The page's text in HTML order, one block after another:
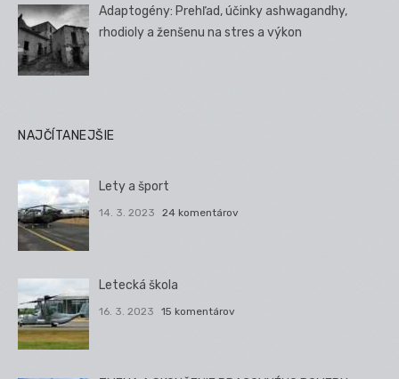
Adaptogény: Prehľad, účinky ashwagandhy,
rhodioly a ženšenu na stres a výkon
NAJČÍTANEJŠIE
Lety a šport
14. 3. 2023 24 komentárov
Letecká škola
16. 3. 2023 15 komentárov